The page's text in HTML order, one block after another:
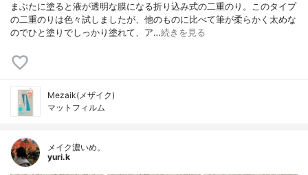
まぶたに塗ると液が透明な膜になる折り込み式の二重のり。このタイプ
の二重のりは色々試しましたが、他のものに比べて筆が柔らかく太めな
のでひと塗りでしっかり塗れて、ア…続きを見る
Mezaik(メザイク)
マットフィルム
メイク濃いめ。
yuri.k